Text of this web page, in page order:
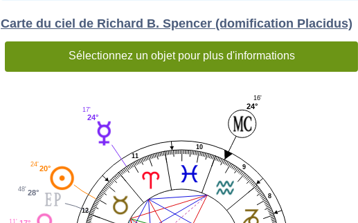
Carte du ciel de Richard B. Spencer (domification Placidus)
Sélectionnez un objet pour plus d'informations
8
9
10
11
12
24°
16'
24°
17'
20°
24'
28°
48'
11'